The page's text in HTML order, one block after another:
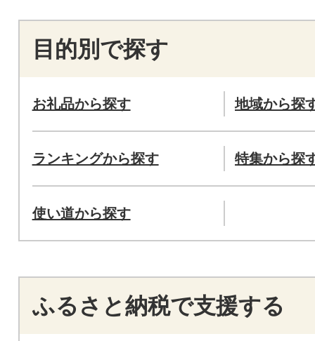
目的別で探す
お礼品から探す 地域から探
ランキングから探す 特集から探
使い道から探す
ふるさと納税で支援する